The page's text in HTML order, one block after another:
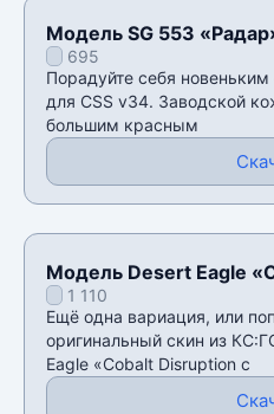
Модель SG 553
695
Порадуйте себя
для CSS v34. Заводской
большим красным
Модель Desert Eagle
наклейками» для CSS
1 110
Ещё одна вариация, или
оригинальный скин из
Eagle «Cobalt Disruption с